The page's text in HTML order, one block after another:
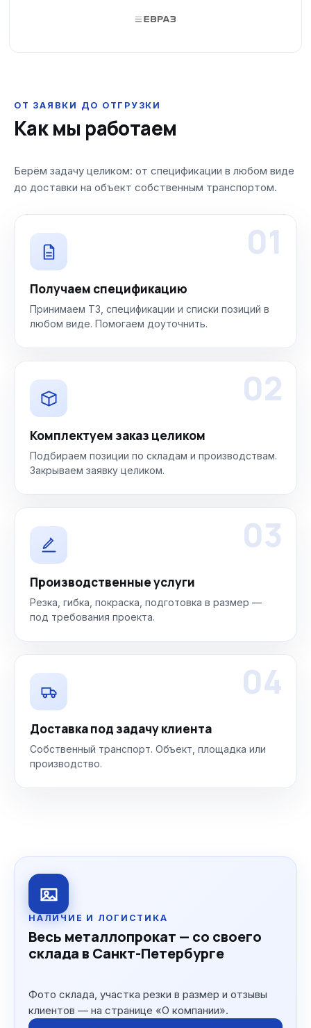
ОТ ЗАЯВКИ ДО ОТГРУЗКИ
Как мы работаем
Берём задачу целиком: от спецификации в любом виде
до доставки на объект собственным транспортом.
01
Получаем спецификацию
Принимаем ТЗ, спецификации и списки позиций в
любом виде. Помогаем доуточнить.
02
Комплектуем заказ целиком
Подбираем позиции по складам и производствам.
Закрываем заявку целиком.
03
Производственные услуги
Резка, гибка, покраска, подготовка в размер —
под требования проекта.
04
Доставка под задачу клиента
Собственный транспорт. Объект, площадка или
производство.
НАЛИЧИЕ И ЛОГИСТИКА
Весь металлопрокат — со своего
склада в Санкт-Петербурге
Фото склада, участка резки в размер и отзывы
клиентов — на странице «О компании».